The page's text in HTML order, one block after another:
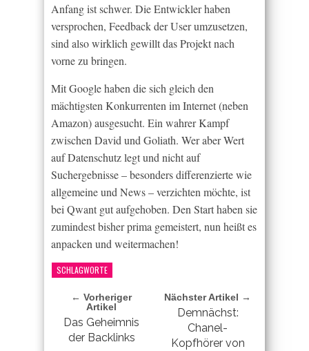
Anfang ist schwer. Die Entwickler haben
versprochen, Feedback der User umzusetzen,
sind also wirklich gewillt das Projekt nach
vorne zu bringen.
Mit Google haben die sich gleich den
mächtigsten Konkurrenten im Internet (neben
Amazon) ausgesucht. Ein wahrer Kampf
zwischen David und Goliath. Wer aber Wert
auf Datenschutz legt und nicht auf
Suchergebnisse – besonders differenzierte wie
allgemeine und News – verzichten möchte, ist
bei Qwant gut aufgehoben. Den Start haben sie
zumindest bisher prima gemeistert, nun heißt es
anpacken und weitermachen!
SCHLAGWORTE
← Vorheriger
Artikel
Das Geheimnis
der Backlinks
Nächster Artikel →
Demnächst:
Chanel-
Kopfhörer von